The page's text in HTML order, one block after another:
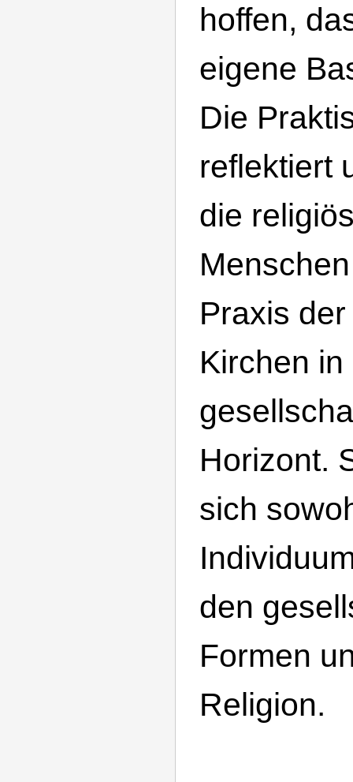
hoffen,
eigene
Die
reflektiert
die
Praxis
Kirchen
Horizont.
sich
den
Formen
Religion.